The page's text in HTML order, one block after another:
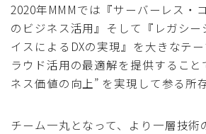
2020年MMMでは『サーバーレス・
のビジネス活用』そして『レガシー
イスによるDXの実現』を大きなテ
ラウド活用の最適解を提供すること
ネス価値の向上” を実現して参る所存
チーム一丸となって、より一層技術